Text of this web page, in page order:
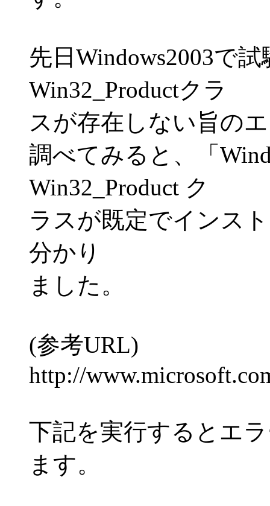
先日Windows2003で
Win32_Productクラ
スが存在しない旨の
調べてみると、「
Win32_Product ク
ラスが既定でインス
分かり
ました。
(参考URL)
http://
下記を実行するとエ
ます。